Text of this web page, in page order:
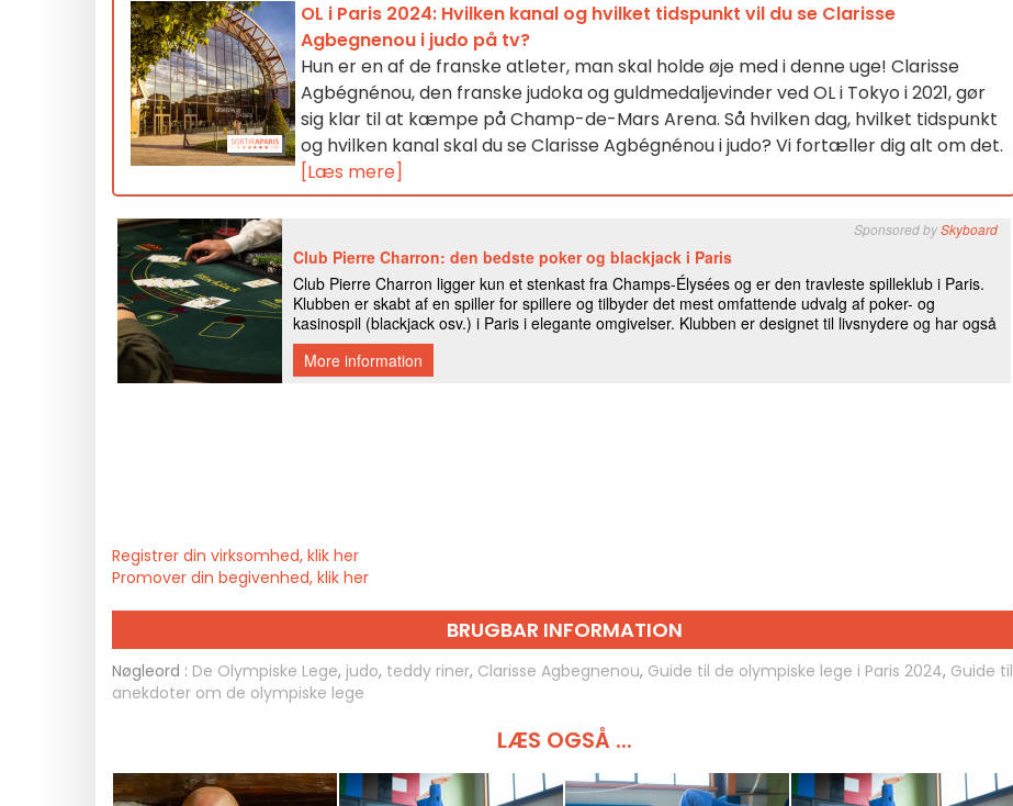
OL i Paris 2024: Hvilken kanal og hvilket tidspunkt vil du se Clarisse
Agbegnenou i judo på tv?
Hun er en af de franske atleter, man skal holde øje med i denne uge! Clarisse
Agbégnénou, den franske judoka og guldmedaljevinder ved OL i Tokyo i 2021, gør
sig klar til at kæmpe på Champ-de-Mars Arena. Så hvilken dag, hvilket tidspunkt
og hvilken kanal skal du se Clarisse Agbégnénou i judo? Vi fortæller dig alt om det.
[Læs mere]
Registrer din virksomhed, klik her
Promover din begivenhed, klik her
BRUGBAR INFORMATION
Nøgleord : De Olympiske Lege, judo, teddy riner, Clarisse Agbegnenou, Guide til de olympiske lege i Paris 2024, Guide til
anekdoter om de olympiske lege
LÆS OGSÅ ...